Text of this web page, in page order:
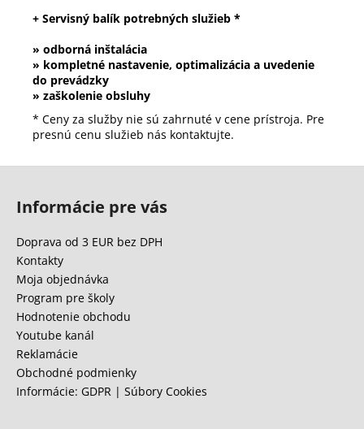
+ Servisný balík potrebných služieb *
» odborná inštalácia
» kompletné nastavenie, optimalizácia a uvedenie
do prevádzky
» zaškolenie obsluhy
* Ceny za služby nie sú zahrnuté v cene prístroja. Pre
presnú cenu služieb nás kontaktujte.
Informácie pre vás
Doprava od 3 EUR bez DPH
Kontakty
Moja objednávka
Program pre školy
Hodnotenie obchodu
Youtube kanál
Reklamácie
Obchodné podmienky
Informácie: GDPR | Súbory Cookies